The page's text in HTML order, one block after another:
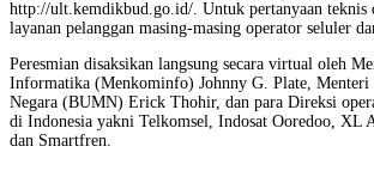
http://ult.kemdikbud.go.id/. Untuk pertanyaan teknis
layanan pelanggan masing-masing operator seluler
Peresmian disaksikan langsung secara virtual oleh
Informatika (Menkominfo) Johnny G. Plate, Menteri
Negara (BUMN) Erick Thohir, dan para Direksi
di Indonesia yakni Telkomsel, Indosat Ooredoo, XL
dan Smartfren.